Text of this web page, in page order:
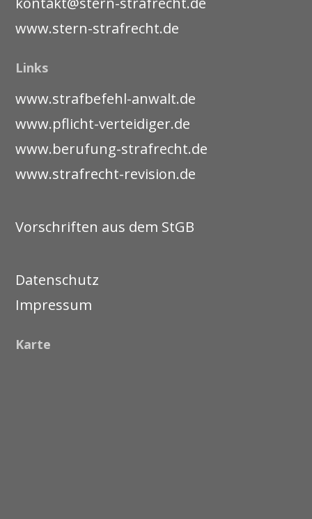
www.stern-strafrecht.de
Links
www.strafbefehl-anwalt.de
www.pflicht-verteidiger.de
www.berufung-strafrecht.de
www.strafrecht-revision.de
Vorschriften aus dem StGB
Datenschutz
Impressum
Karte